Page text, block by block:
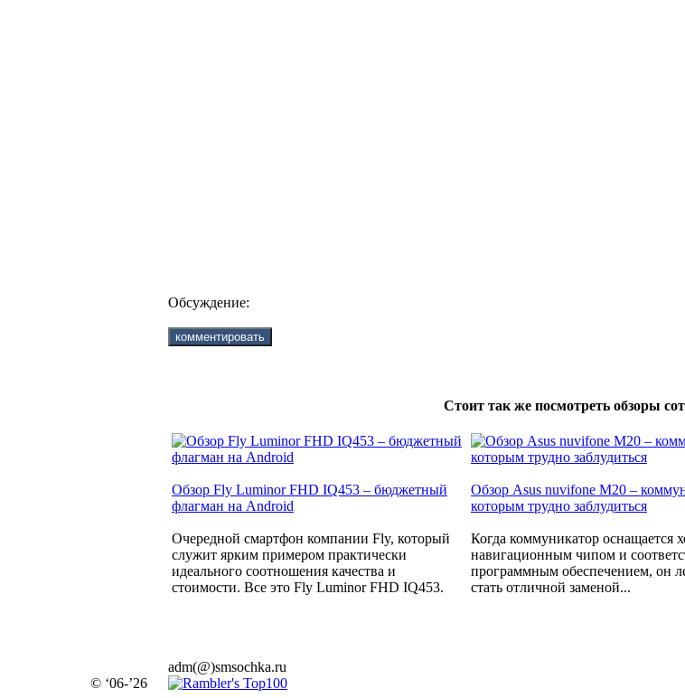
Обсуждение:
Стоит так же посмотреть обзоры
Обзор Fly Luminor FHD IQ453 – бюджетный
флагман на Android
Очередной смартфон компании Fly, который
служит ярким примером практически
идеального соотношения качества и
стоимости. Все это Fly Luminor FHD IQ453.
Обзор Asus nuvifone M20 –
которым трудно заблудиться
Когда коммуникатор оснащается
навигационным чипом и
программным обеспечением, он
стать отличной заменой...
© ‘06-’26
adm(@)smsochka.ru